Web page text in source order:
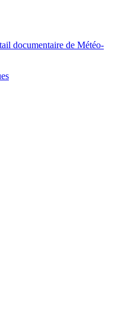
documentaire de Météo-